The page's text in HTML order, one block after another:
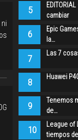
5
cambiar
6
Epic
la…
7 Las 7
8 Huawei
9
Tenemos
de…
10
League of
tiempos